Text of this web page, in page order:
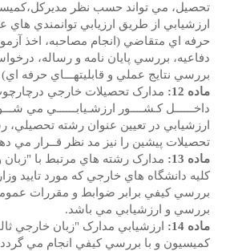
تحصيل، مي تواند حسب نظر
ارزشيابي از طريق ارزيابي توانمندي
حرفه اي متقاضي (انجام مصاحبه، اخذ
دفاعيه، بررسي پايان نامه و رساله،
بررسي نتايج عملي و قابليتهـــاي حرفه
ماده 12:
مدارک تحصيلات خارجي
داخــــــل کـشــــور ارزشـيابــــــي مي
ارزشيابي در تعيين عنوان رشته تحصيلي،
تحصيلات پيشين را نيز مد نظر قــرار مي
ماده 13:
مدارک رشته هاي مرتبط با "زبان
کليه دانشگاه هاي خارجي که مورد تاييد
بررسي کيفي برابر ضوابط و مقررات
بررسي و ارزشيابي مي باشد.
ماده 14:
ارزشيابي مدارک "زبان خارجي
کميسيون و با بررسي کيفي انجام مي